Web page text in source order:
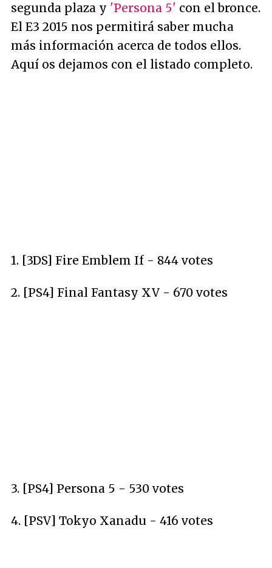
segunda plaza y 'Persona 5' con el bronce.
El E3 2015 nos permitirá saber mucha
más información acerca de todos ellos.
Aquí os dejamos con el listado completo.
1. [3DS] Fire Emblem If - 844 votes
2. [PS4] Final Fantasy XV - 670 votes
3. [PS4] Persona 5 - 530 votes
4. [PSV] Tokyo Xanadu - 416 votes